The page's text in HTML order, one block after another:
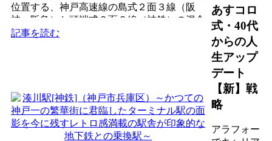
位置する、神戸高速線の島式２面３線（阪
神・阪急）と頭端式２面３線（神鉄）の混合
駅で、第３回近畿の駅百...
記事を読む
あすコロ
式・40代
からの人
生アップ
デート
【新】戦
略
アラフォー